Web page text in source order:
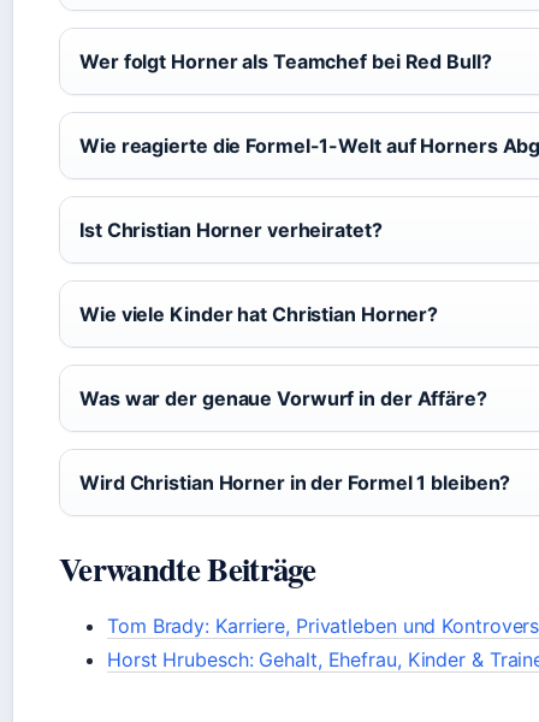
Wer folgt Horner als Teamchef bei Red Bull?
Wie reagierte die Formel-1-Welt auf Horners
Ist Christian Horner verheiratet?
Wie viele Kinder hat Christian Horner?
Was war der genaue Vorwurf in der Affäre?
Wird Christian Horner in der Formel 1 bleiben?
Verwandte Beiträge
Tom Brady: Karriere, Privatleben und
Horst Hrubesch: Gehalt, Ehefrau, Kinder &